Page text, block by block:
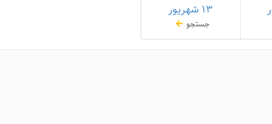
۱۳ شهریور
جستجو